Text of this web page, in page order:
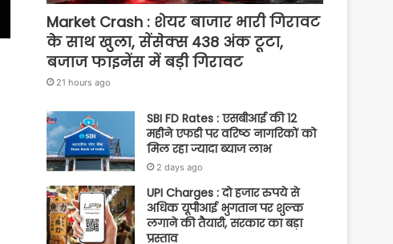
Market Crash : शेयर बाजार भारी गिरावट
के साथ खुला, सेंसेक्स 438 अंक टूटा,
बजाज फाइनेंस में बड़ी गिरावट
21 hours ago
SBI FD Rates : एसबीआई की 12
महीने एफडी पर वरिष्ठ नागरिकों को
मिल रहा ज्यादा ब्याज लाभ
2 days ago
UPI Charges : दो हजार रुपये से
अधिक यूपीआई भुगतान पर शुल्क
लगाने की तैयारी, सरकार का बड़ा
प्रस्ताव